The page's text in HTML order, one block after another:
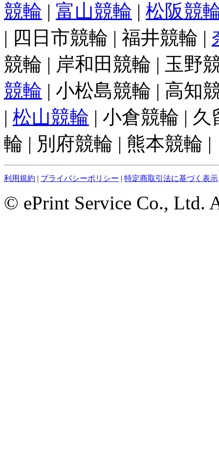
競輪 | 富山競輪 | 松阪競
| 四日市競輪 | 福井競輪 |
競輪 | 岸和田競輪 | 玉野
競輪 | 小松島競輪 | 高知
| 松山競輪 | 小倉競輪 |
輪 | 別府競輪 | 熊本競輪 |
利用規約 | プライバシーポリシー | 特定商取引法に基づく表示
© ePrint Service Co., Ltd.